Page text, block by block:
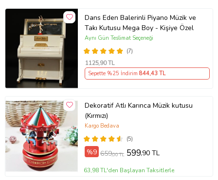
Ürün Kodu:kcm78999308 Dans Eden Balerinli Piyano Müzik ve
Takı Kutusu Mega Boy - Kişiye Özel
(7)
Aynı Gün Teslimat Seçeneği
1125,90 TL
Sepette %25 İndirim 844,43 TL
Dekoratif Atlı Karınca Müzik kutusu
(Kırmızı)
(5)
Kargo Bedava
%9 659,00 TL 599,90 TL
63,98 TL'den Başlayan Taksitlerle